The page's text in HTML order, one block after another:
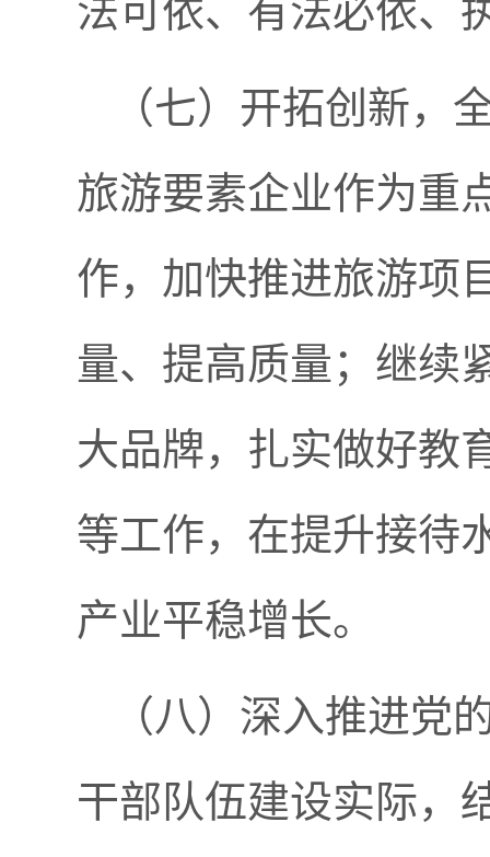
法可依、有法必依、
（七）开拓创新，
旅游要素企业作为重
作，加快推进旅游项
量、提高质量；继续
大品牌，扎实做好教
等工作，在提升接待
产业平稳增长。
（八）深入推进党
干部队伍建设实际，